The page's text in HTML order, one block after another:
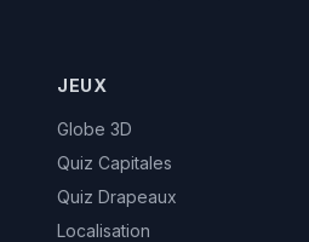
JEUX
Globe 3D
Quiz Capitales
Quiz Drapeaux
Localisation